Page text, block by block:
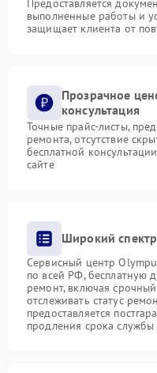
Предоставляется
выполненные работы и
защищает клиента от
Прозрачное
консультация
Точные прайс-листы,
ремонта, отсутствие
бесплатной
сайте
Широкий спектр
Сервисный центр
по всей РФ, бесплатную
ремонт, включая
отслеживать статус
предоставляется
продления срока службы